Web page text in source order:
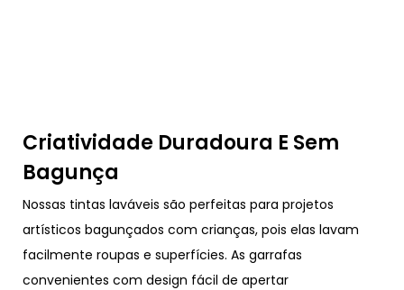
Criatividade Duradoura E Sem
Bagunça
Nossas tintas laváveis ​​são perfeitas para projetos
artísticos bagunçados com crianças, pois elas lavam
facilmente roupas e superfícies. As garrafas
convenientes com design fácil de apertar